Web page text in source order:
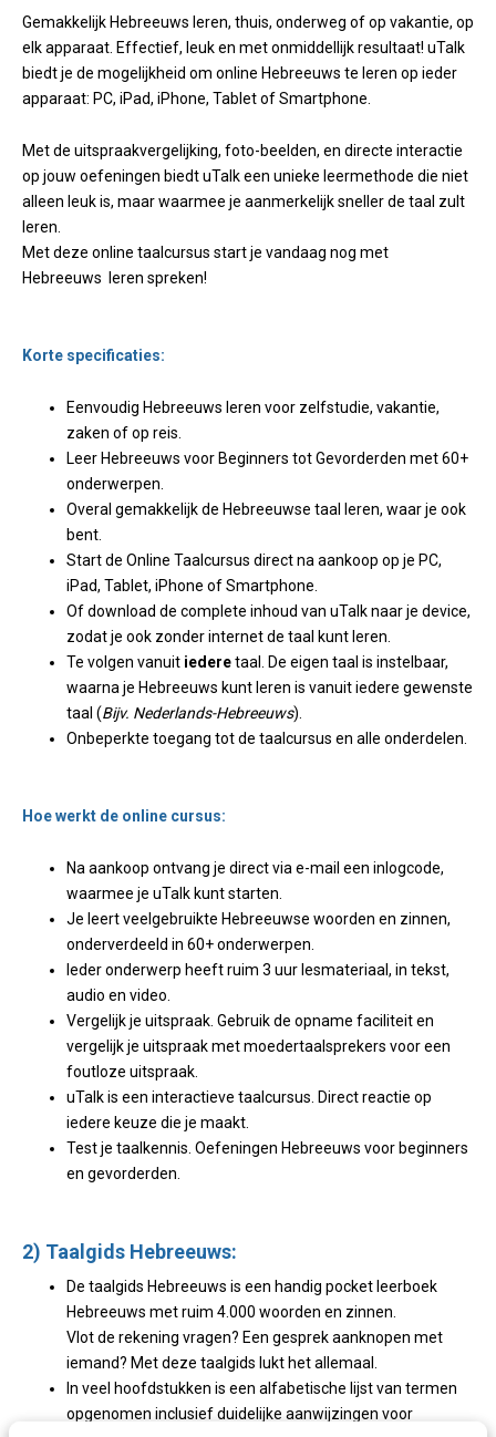
Gemakkelijk Hebreeuws leren, thuis, onderweg of op vakantie, op
elk apparaat. Effectief, leuk en met onmiddellijk resultaat! uTalk
biedt je de mogelijkheid om online Hebreeuws te leren op ieder
apparaat: PC, iPad, iPhone, Tablet of Smartphone.
Met de uitspraakvergelijking, foto-beelden, en directe interactie
op jouw oefeningen biedt uTalk een unieke leermethode die niet
alleen leuk is, maar waarmee je aanmerkelijk sneller de taal zult
leren.
Met deze online taalcursus start je vandaag nog met
Hebreeuws leren spreken!
Korte specificaties:
Eenvoudig Hebreeuws leren voor zelfstudie, vakantie,
zaken of op reis.
Leer Hebreeuws voor Beginners tot Gevorderden met 60+
onderwerpen.
Overal gemakkelijk de Hebreeuwse taal leren, waar je ook
bent.
Start de Online Taalcursus direct na aankoop op je PC,
iPad, Tablet, iPhone of Smartphone.
Of download de complete inhoud van uTalk naar je device,
zodat je ook zonder internet de taal kunt leren.
Te volgen vanuit iederetaal. De eigen taal is instelbaar,
waarna je Hebreeuws kunt leren is vanuit iedere gewenste
taal (Bijv. Nederlands-Hebreeuws).
Onbeperkte toegang tot de taalcursus en alle onderdelen.
Hoe werkt de online cursus:
Na aankoop ontvang je direct via e-mail een inlogcode,
waarmee je uTalk kunt starten.
Je leert veelgebruikte Hebreeuwse woorden en zinnen,
onderverdeeld in 60+ onderwerpen.
Ieder onderwerp heeft ruim 3 uur lesmateriaal, in tekst,
audio en video.
Vergelijk je uitspraak. Gebruik de opname faciliteit en
vergelijk je uitspraak met moedertaalsprekers voor een
foutloze uitspraak.
uTalk is een interactieve taalcursus. Direct reactie op
iedere keuze die je maakt.
Test je taalkennis. Oefeningen Hebreeuws voor beginners
en gevorderden.
2) Taalgids Hebreeuws:
De taalgids Hebreeuws is een handig pocket leerboek
Hebreeuws met ruim 4.000 woorden en zinnen.
Vlot de rekening vragen? Een gesprek aanknopen met
iemand? Met deze taalgids lukt het allemaal.
In veel hoofdstukken is een alfabetische lijst van termen
opgenomen inclusief duidelijke aanwijzingen voor